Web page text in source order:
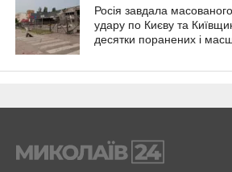
Росія завдала
удару по Києву та
десятки поранених і